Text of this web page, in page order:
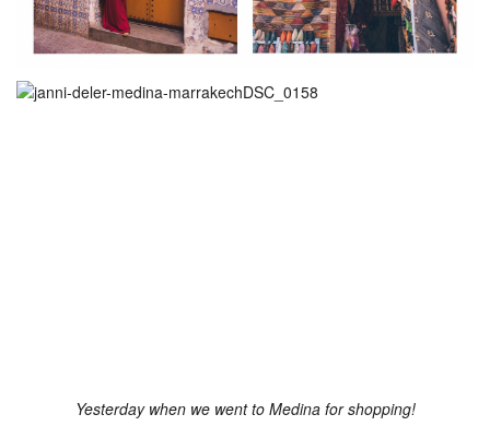
Yesterday when we went to Medina for shopping!